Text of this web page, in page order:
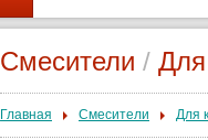
Смесители /
Главная Смесители Для